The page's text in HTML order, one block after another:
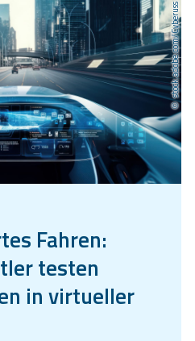
stock.adobe.com/Cyberuss
Fahren:
testen
in virtueller